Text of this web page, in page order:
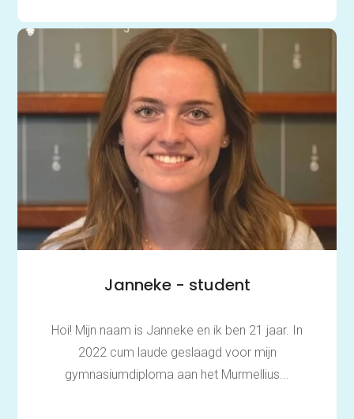
Janneke - student
Hoi! Mijn naam is Janneke en ik ben 21 jaar. In
2022 cum laude geslaagd voor mijn
gymnasiumdiploma aan het Murmellius...